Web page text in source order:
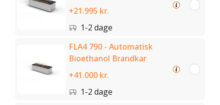
+21.995 kr.
1-2 dage
FLA4 790 - Automatisk
Bioethanol Brandkar
+41.000 kr.
1-2 dage